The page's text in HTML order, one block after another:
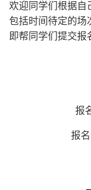
欢迎同学们根据自
包括时间待定的场
即帮同学们提交报
报
报